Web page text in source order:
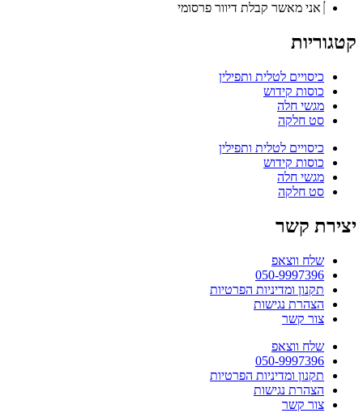
אני מאשר קבלת דיוור פרסומי
קטגוריות
כיסויים לטלית ותפילין
כוסות קידוש
מגשי חלה
סט חלקה
כיסויים לטלית ותפילין
כוסות קידוש
מגשי חלה
סט חלקה
יצירת קשר
שלח ווצאפ
050-9997396
תקנון ומדיניות הפרטיות
הצהרת נגישות
צור קשר
שלח ווצאפ
050-9997396
תקנון ומדיניות הפרטיות
הצהרת נגישות
צור קשר